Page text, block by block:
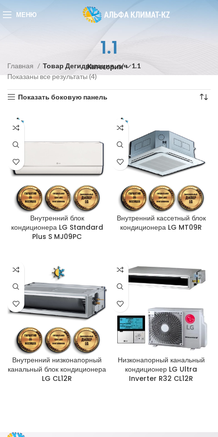
МЕНЮ
1.1
Категории
Главная Товар Дегидратация, л/ч 1.1
Показаны все результаты (4)
Показать боковую панель
Внутренний блок
кондиционера LG Standard
Plus S MJ09PC
Внутренний кассетный блок
кондиционера LG MT09R
Внутренний низконапорный
канальный блок кондиционера
LG CL12R
Низконапорный канальный
кондиционер LG Ultra
Inverter R32 CL12R